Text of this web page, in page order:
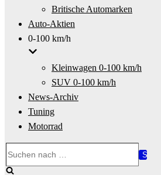
Britische Automarken
Auto-Aktien
0-100 km/h
Kleinwagen 0-100 km/h
SUV 0-100 km/h
News-Archiv
Tuning
Motorrad
nach …